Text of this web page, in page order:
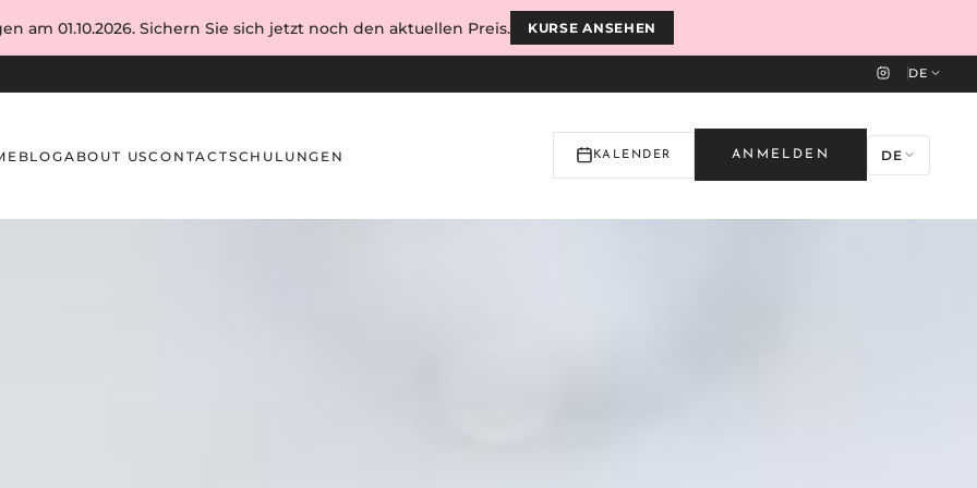
DE
BLOGABOUT USCONTACTSCHULUNGEN KALENDER ANMELDEN DE
am 01.10.2026. Sichern Sie sich jetzt noch den aktuellen Preis. KURSE ANSEHEN